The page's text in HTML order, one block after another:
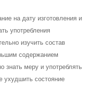
на дату изготовления и
употребления
изучить состав
содержанием
знать меру и употреблять
ухудшить состояние